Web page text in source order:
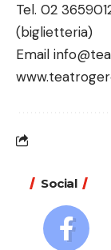
Tel. 02
(biglietteria)
Email
Social